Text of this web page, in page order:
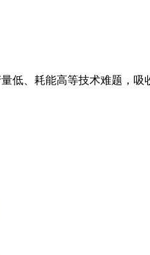
低、耗能高等技术难题，